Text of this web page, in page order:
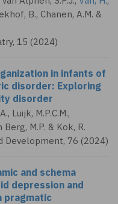
B., Chanen, A.M. &
15 (2024)
in infants of
disorder: Exploring
disorder
Luijk, M.P.C.M.,
M.P. & Kok, R.
Development, 76 (2024)
and schema
depression and
pragmatic